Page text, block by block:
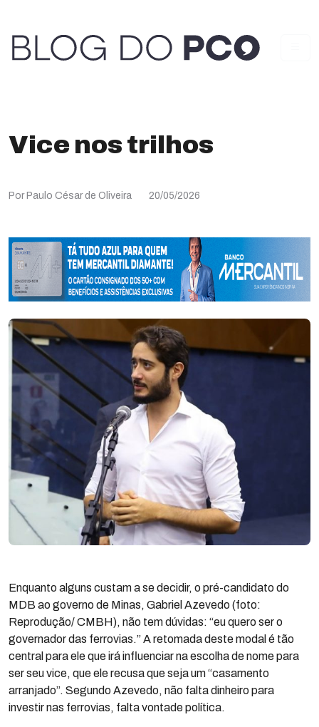
Vice nos trilhos
Por Paulo César de Oliveira 20/05/2026
Enquanto alguns custam a se decidir, o pré-candidato do
MDB ao governo de Minas, Gabriel Azevedo (foto:
Reprodução/ CMBH), não tem dúvidas: “eu quero ser o
governador das ferrovias.” A retomada deste modal é tão
central para ele que irá influenciar na escolha de nome para
ser seu vice, que ele recusa que seja um “casamento
arranjado”. Segundo Azevedo, não falta dinheiro para
investir nas ferrovias, falta vontade política.